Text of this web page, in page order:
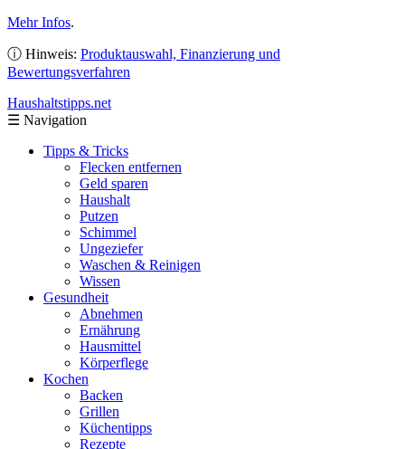
Mehr Infos.
ⓘ Hinweis: Produktauswahl, Finanzierung und
Bewertungsverfahren
Haushaltstipps.net
☰ Navigation
Tipps & Tricks
Flecken entfernen
Geld sparen
Haushalt
Putzen
Schimmel
Ungeziefer
Waschen & Reinigen
Wissen
Gesundheit
Abnehmen
Ernährung
Hausmittel
Körperflege
Kochen
Backen
Grillen
Küchentipps
Rezepte